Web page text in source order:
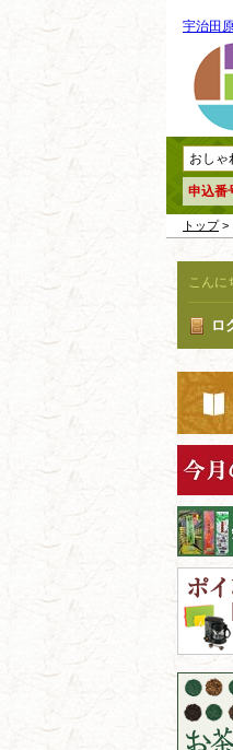
宇治田
申込番
トップ>
こんに
ロ